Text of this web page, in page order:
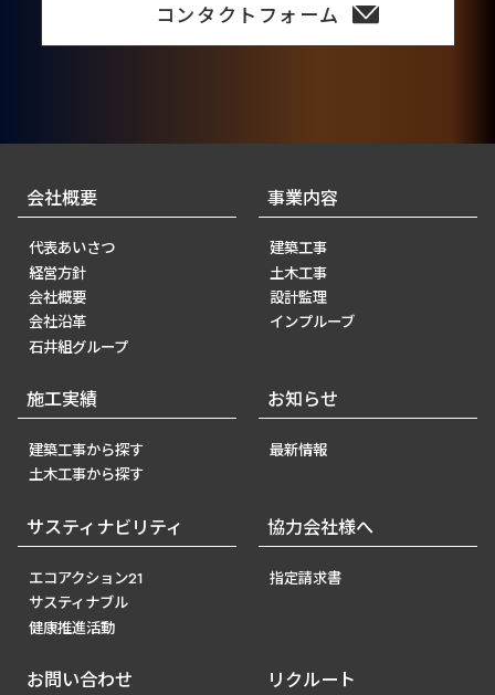
コンタクトフォーム
会社概要
代表あいさつ
経営方針
会社概要
会社沿革
石井組グループ
事業内容
建築工事
土木工事
設計監理
インプルーブ
施工実績
建築工事から探す
土木工事から探す
お知らせ
最新情報
サスティナビリティ
エコアクション21
サスティナブル
健康推進活動
協力会社様へ
指定請求書
お問い合わせ リクルート